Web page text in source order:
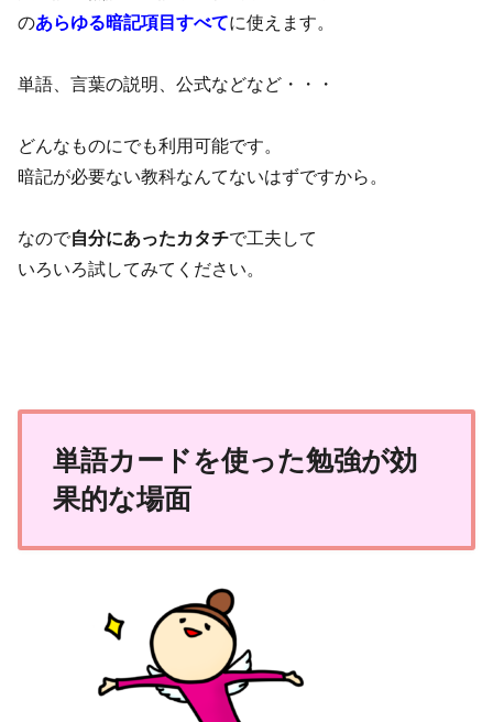
のあらゆる暗記項目すべてに使えます。
単語、言葉の説明、公式などなど・・・
どんなものにでも利用可能です。
暗記が必要ない教科なんてないはずですから。
なので自分にあったカタチで工夫して
いろいろ試してみてください。
単語カードを使った勉強が効
果的な場面